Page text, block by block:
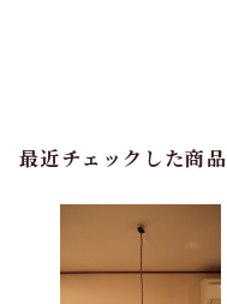
最近チェックした商品